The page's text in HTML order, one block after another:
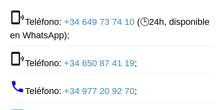
Teléfono: +34 649 73 74 10 (🕒24h, disponible
en WhatsApp);
Teléfono: +34 650 87 41 19;
Teléfono: +34 977 20 92 70;